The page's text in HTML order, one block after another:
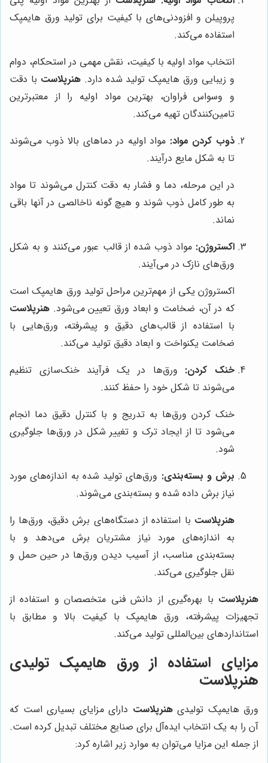
پروپیلن و افزودنی‌های با کیفیت برای تولید ورق هایمپک
استفاده می‌کند.
انتخاب مواد اولیه با کیفیت، نقش مهمی در استحکام، دوام
و زیبایی ورق هایمپک تولید شده دارد.هنرپلاست با دقت
و وسواس فراوان، بهترین مواد اولیه را از معتبرترین
تامین‌کنندگان تهیه می‌کند.
ذوب کردن مواد: مواد اولیه در دماهای بالا ذوب می‌شوند
تا به شکل مایع درآیند.
در این مرحله، دما و فشار به دقت کنترل می‌شوند تا مواد
به طور کامل ذوب شوند و هیچ گونه ناخالصی در آنها باقی
نماند.
اکستروژن: مواد ذوب شده از قالب عبور می‌کنند و به شکل
ورق‌های نازک در می‌آیند.
اکستروژن یکی از مهم‌ترین مراحل تولید ورق هایمپک است
که در آن، ضخامت و ابعاد ورق تعیین می‌شود. هنرپلاست
با استفاده از قالب‌های دقیق و پیشرفته، ورق‌هایی با
ضخامت یکنواخت و ابعاد دقیق تولید می‌کند.
خنک کردن: ورق‌ها در یک فرآیند خنک‌سازی تنظیم
می‌شوند تا شکل خود را حفظ کنند.
خنک کردن ورق‌ها به تدریج و با کنترل دقیق دما انجام
می‌شود تا از ایجاد ترک و تغییر شکل در ورق‌ها جلوگیری
شود.
برش و بسته‌بندی: ورق‌های تولید شده به اندازه‌های مورد
نیاز برش داده شده و بسته‌بندی می‌شوند.
هنرپلاست با استفاده از دستگاه‌های برش دقیق، ورق‌ها را
به اندازه‌های مورد نیاز مشتریان برش می‌دهد و با
بسته‌بندی مناسب، از آسیب دیدن ورق‌ها در حین حمل و
نقل جلوگیری می‌کند.
هنرپلاست با بهره‌گیری از دانش فنی متخصصان و استفاده از
تجهیزات پیشرفته، ورق هایمپک با کیفیت بالا و مطابق با
استانداردهای بین‌المللی تولید می‌کند.
مزایای استفاده از ورق هایمپک تولیدی
هنرپلاست
ورق هایمپک تولیدیهنرپلاست دارای مزایای بسیاری است که
آن را به یک انتخاب ایده‌آل برای صنایع مختلف تبدیل کرده است.
از جمله این مزایا می‌توان به موارد زیر اشاره کرد: